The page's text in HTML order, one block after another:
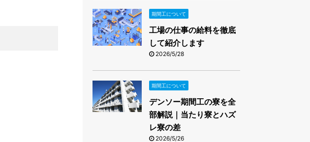
期間工について
工場の仕事の給料を徹底
して紹介します
2026/5/28
期間工について
デンソー期間工の寮を全
部解説｜当たり寮とハズ
レ寮の差
2026/5/26